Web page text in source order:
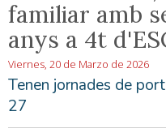
familiar amb
anys a 4t
Viernes, 20 de Marzo de 2026
Tenen jornades de
27